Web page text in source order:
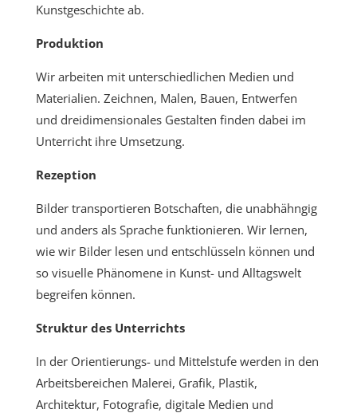
Kunstgeschichte ab.
Produktion
Wir arbeiten mit unterschiedlichen Medien und
Materialien. Zeichnen, Malen, Bauen, Entwerfen
und dreidimensionales Gestalten finden dabei im
Unterricht ihre Umsetzung.
Rezeption
Bilder transportieren Botschaften, die unabhähngig
und anders als Sprache funktionieren. Wir lernen,
wie wir Bilder lesen und entschlüsseln können und
so visuelle Phänomene in Kunst- und Alltagswelt
begreifen können.
Struktur des Unterrichts
In der Orientierungs- und Mittelstufe werden in den
Arbeitsbereichen Malerei, Grafik, Plastik,
Architektur, Fotografie, digitale Medien und